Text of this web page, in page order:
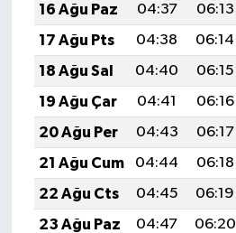
16 Ağu Paz
04:37 06:13
17 Ağu Pts
04:38 06:14
18 Ağu Sal
04:40 06:15
19 Ağu Çar
04:41 06:16
20 Ağu Per
04:43 06:17
21 Ağu Cum
04:44 06:18
22 Ağu Cts
04:45 06:19
23 Ağu Paz
04:47 06:20